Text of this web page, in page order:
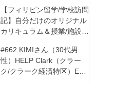
留学
【フィリピン留学/学校訪問
記】自分だけのオリジナル
カリキュラム＆授業/施設の
─MONOLを徹底取材！
#662 KIMIさん（30代男
性）HELP Clark（クラー
ク/クラーク経済特区）ESL